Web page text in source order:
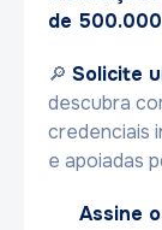
de
🔎 Solicite
descubra
credenciais
e apoiadas
Assine o